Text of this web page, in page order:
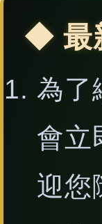
◆ 最
為了
會立
迎您